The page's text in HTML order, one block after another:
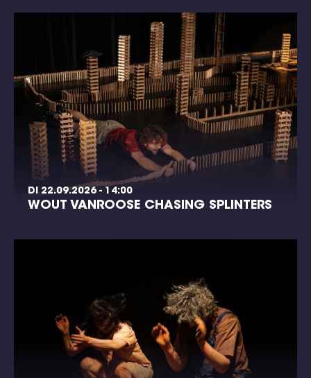
DI 22.09.2026 - 14:00
WOUT VANROOSE CHASING SPLINTERS